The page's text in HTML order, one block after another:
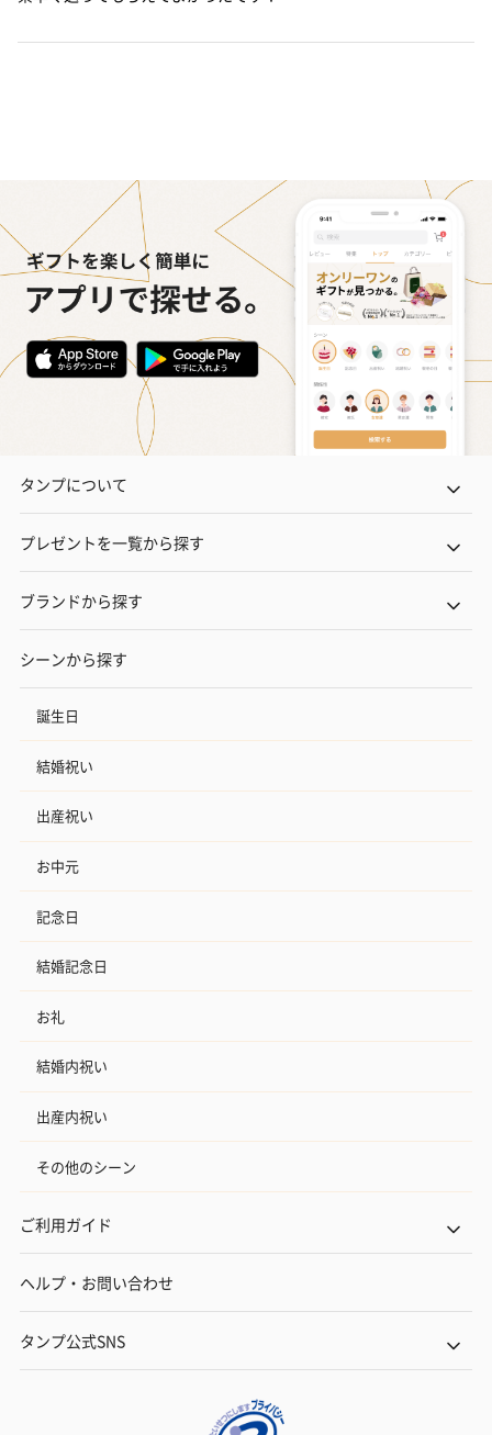
タンプについて
プレゼントを一覧から探す
ブランドから探す
シーンから探す
誕生日
結婚祝い
出産祝い
お中元
記念日
結婚記念日
お礼
結婚内祝い
出産内祝い
その他のシーン
ご利用ガイド
ヘルプ・お問い合わせ
タンプ公式SNS